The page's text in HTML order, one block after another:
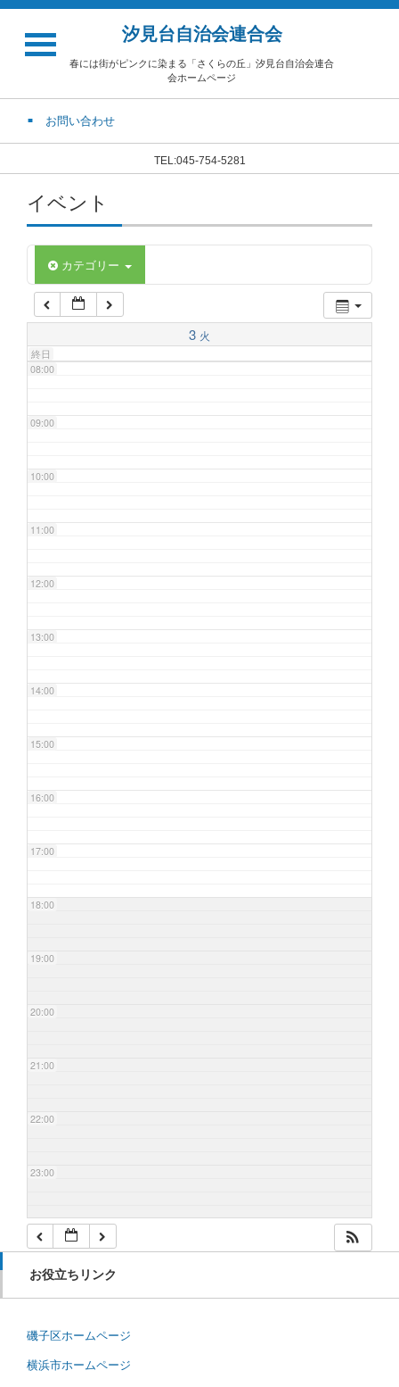
汐見台自治会連合会
春には街がピンクに染まる「さくらの丘」汐見台自治会連合
会ホームページ
お問い合わせ
TEL:045-754-5281
イベント
カテゴリー
3 火
終日
02:00
03:00
05:00
06:00
07:00
08:00
09:00
10:00
11:00
12:00
13:00
14:00
15:00
16:00
17:00
18:00
19:00
20:00
21:00
22:00
23:00
お役立ちリンク
磯子区ホームページ
横浜市ホームページ